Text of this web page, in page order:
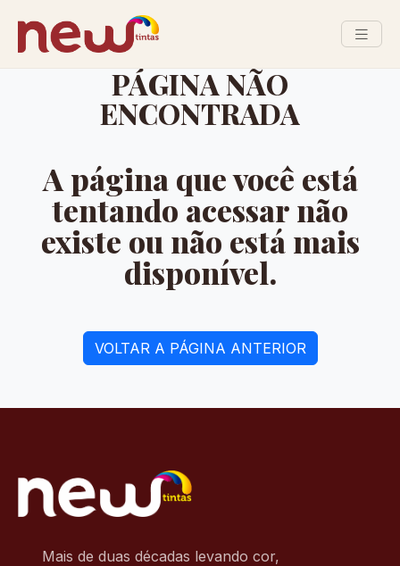
PÁGINA NÃO
ENCONTRADA
A página que você está
tentando acessar não
existe ou não está mais
disponível.
VOLTAR A PÁGINA ANTERIOR
Mais de duas décadas levando cor,